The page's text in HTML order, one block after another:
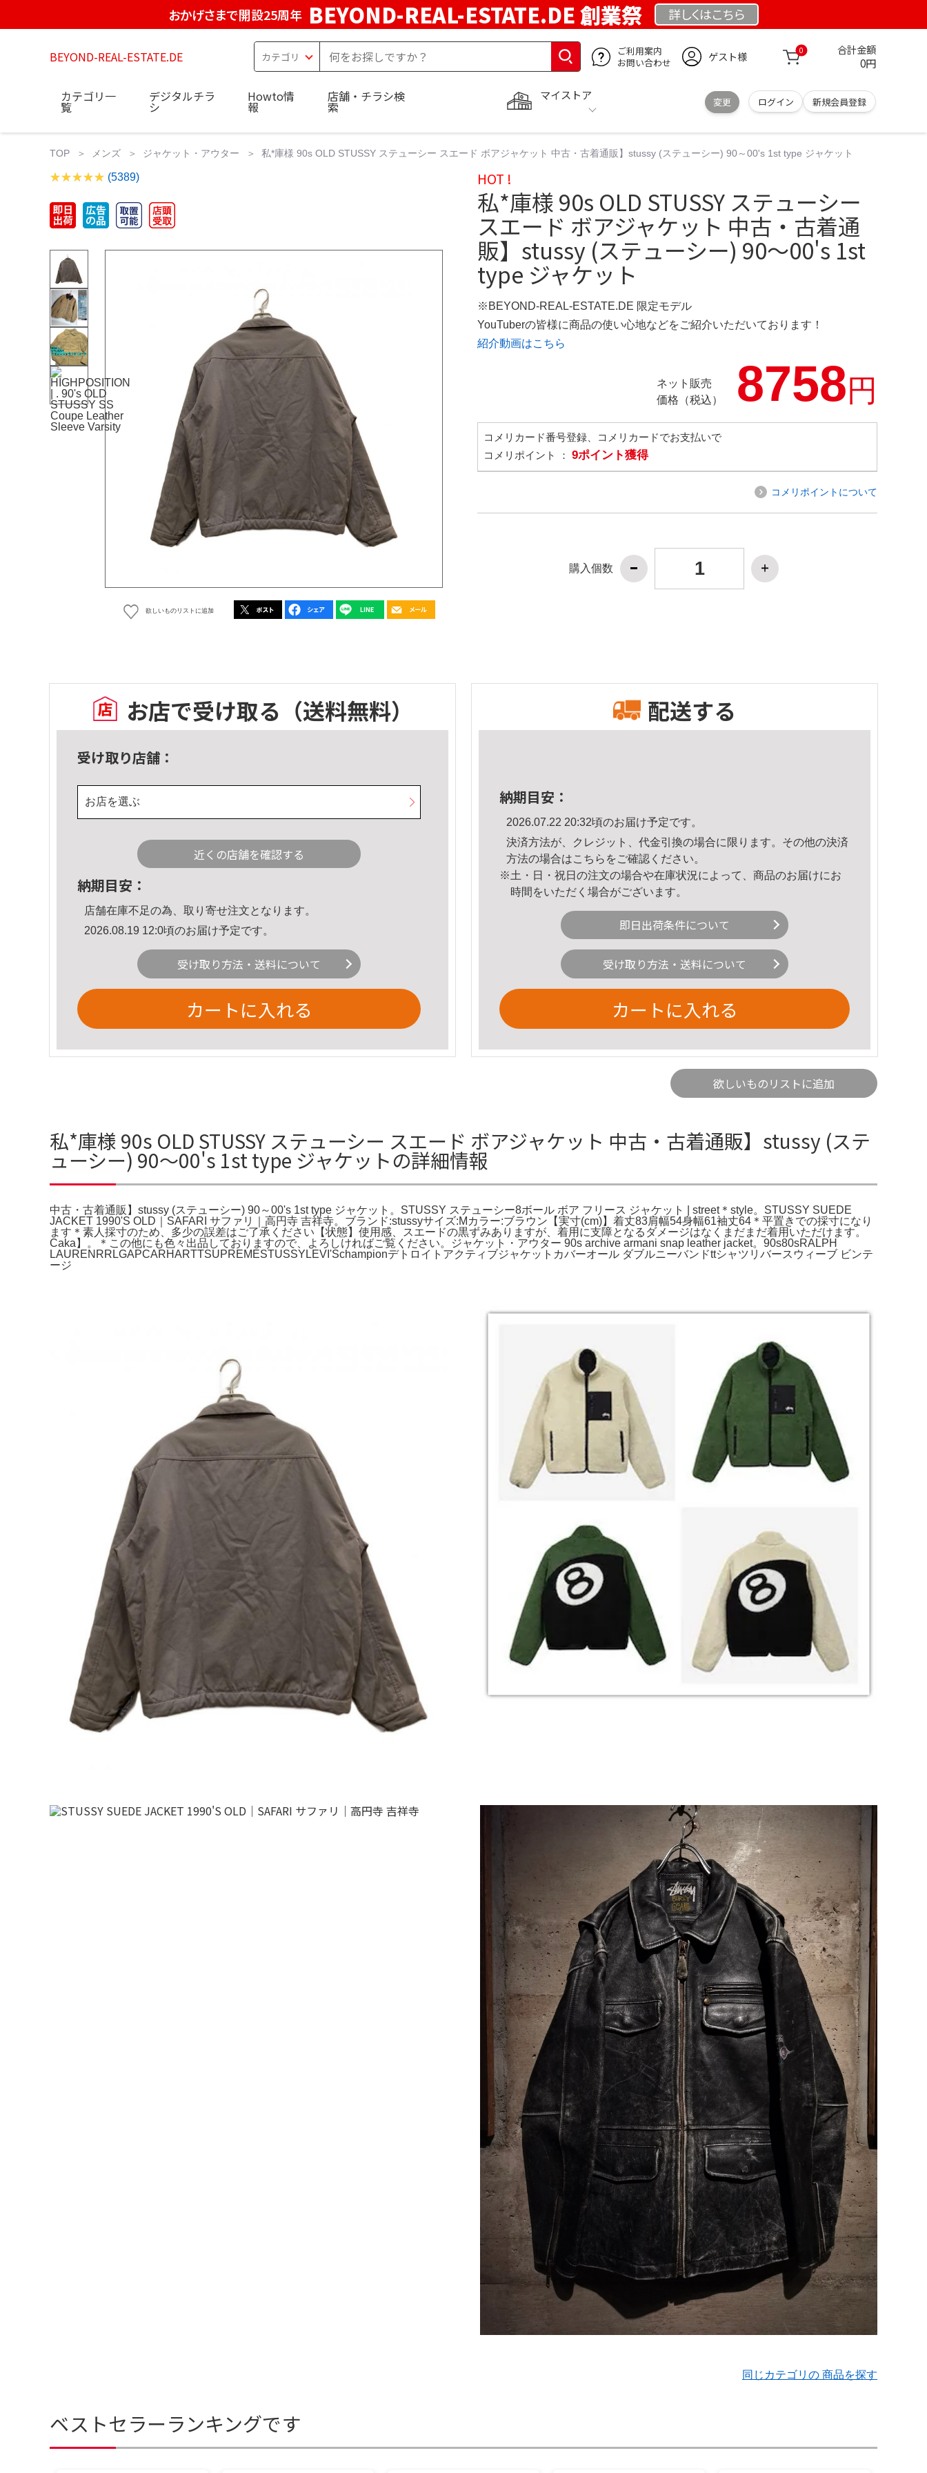
おかげさまで開設25周年 BEYOND-REAL-ESTATE.DE 創業祭 詳しくはこちら
BEYOND-REAL-ESTATE.DE
ご利用案内
お問い合わせ
ゲスト様 0 合計金額
0円
マイストア
変更 ログイン 新規会員登録
カテゴリ一
覧
デジタルチラ
シ
Howto情
報
店舗・チラシ検
索
TOP メンズ ジャケット・アウター 私*庫様 90s OLD STUSSY ステューシー スエード ボアジャケット 中古・古着通販】stussy (ステューシー) 90～00's 1st type ジャケット
(5389)
欲しいものリストに追加
HOT !
私*庫様 90s OLD STUSSY ステューシー
スエード ボアジャケット 中古・古着通
販】stussy (ステューシー) 90～00's 1st
type ジャケット
※BEYOND-REAL-ESTATE.DE 限定モデル
YouTuberの皆様に商品の使い心地などをご紹介いただいております！
紹介動画はこちら
ネット販売
価格（税込）
8758円
コメリカード番号登録、コメリカードでお支払いで
コメリポイント ： 9ポイント獲得
コメリポイントについて
購入個数
お店で受け取る （送料無料）
受け取り店舗：
お店を選ぶ
近くの店舗を確認する
納期目安：
店舗在庫不足の為、取り寄せ注文となります。
2026.08.19 12:0頃のお届け予定です。
受け取り方法・送料について
カートに入れる
配送する
納期目安：
2026.07.22 20:32頃のお届け予定です。
決済方法が、クレジット、代金引換の場合に限ります。その他の決済
方法の場合はこちら をご確認ください。
※土・日・祝日の注文の場合や在庫状況によって、商品のお届けにお
時間をいただく場合がございます。
即日出荷条件について
受け取り方法・送料について
カートに入れる
欲しいものリストに追加
私*庫様 90s OLD STUSSY ステューシー スエード ボアジャケット 中古・古着通販】stussy (ステ
ューシー) 90～00's 1st type ジャケットの詳細情報
中古・古着通販】stussy (ステューシー) 90～00's 1st type ジャケット。STUSSY ステューシー8ボール ボア フリース ジャケット | street＊style。STUSSY SUEDE
JACKET 1990'S OLD｜SAFARI サファリ｜高円寺 吉祥寺。ブランド:stussyサイズ:Mカラー:ブラウン【実寸(cm)】着丈83肩幅54身幅61袖丈64＊平置きでの採寸になり
ます＊素人採寸のため、多少の誤差はご了承ください【状態】使用感、スエードの黒ずみありますが、着用に支障となるダメージはなくまだまだ着用いただけます。
Caka】。＊この他にも色々出品しておりますので、よろしければご覧ください。ジャケット・アウター 90s archive armani snap leather jacket。90s80sRALPH
LAURENRRLGAPCARHARTTSUPREMESTUSSYLEVI'Schampionデトロイトアクティブジャケットカバーオール ダブルニーバンドttシャツリバースウィーブ ビンテ
ージ
同じカテゴリの 商品を探す
ベストセラーランキングです